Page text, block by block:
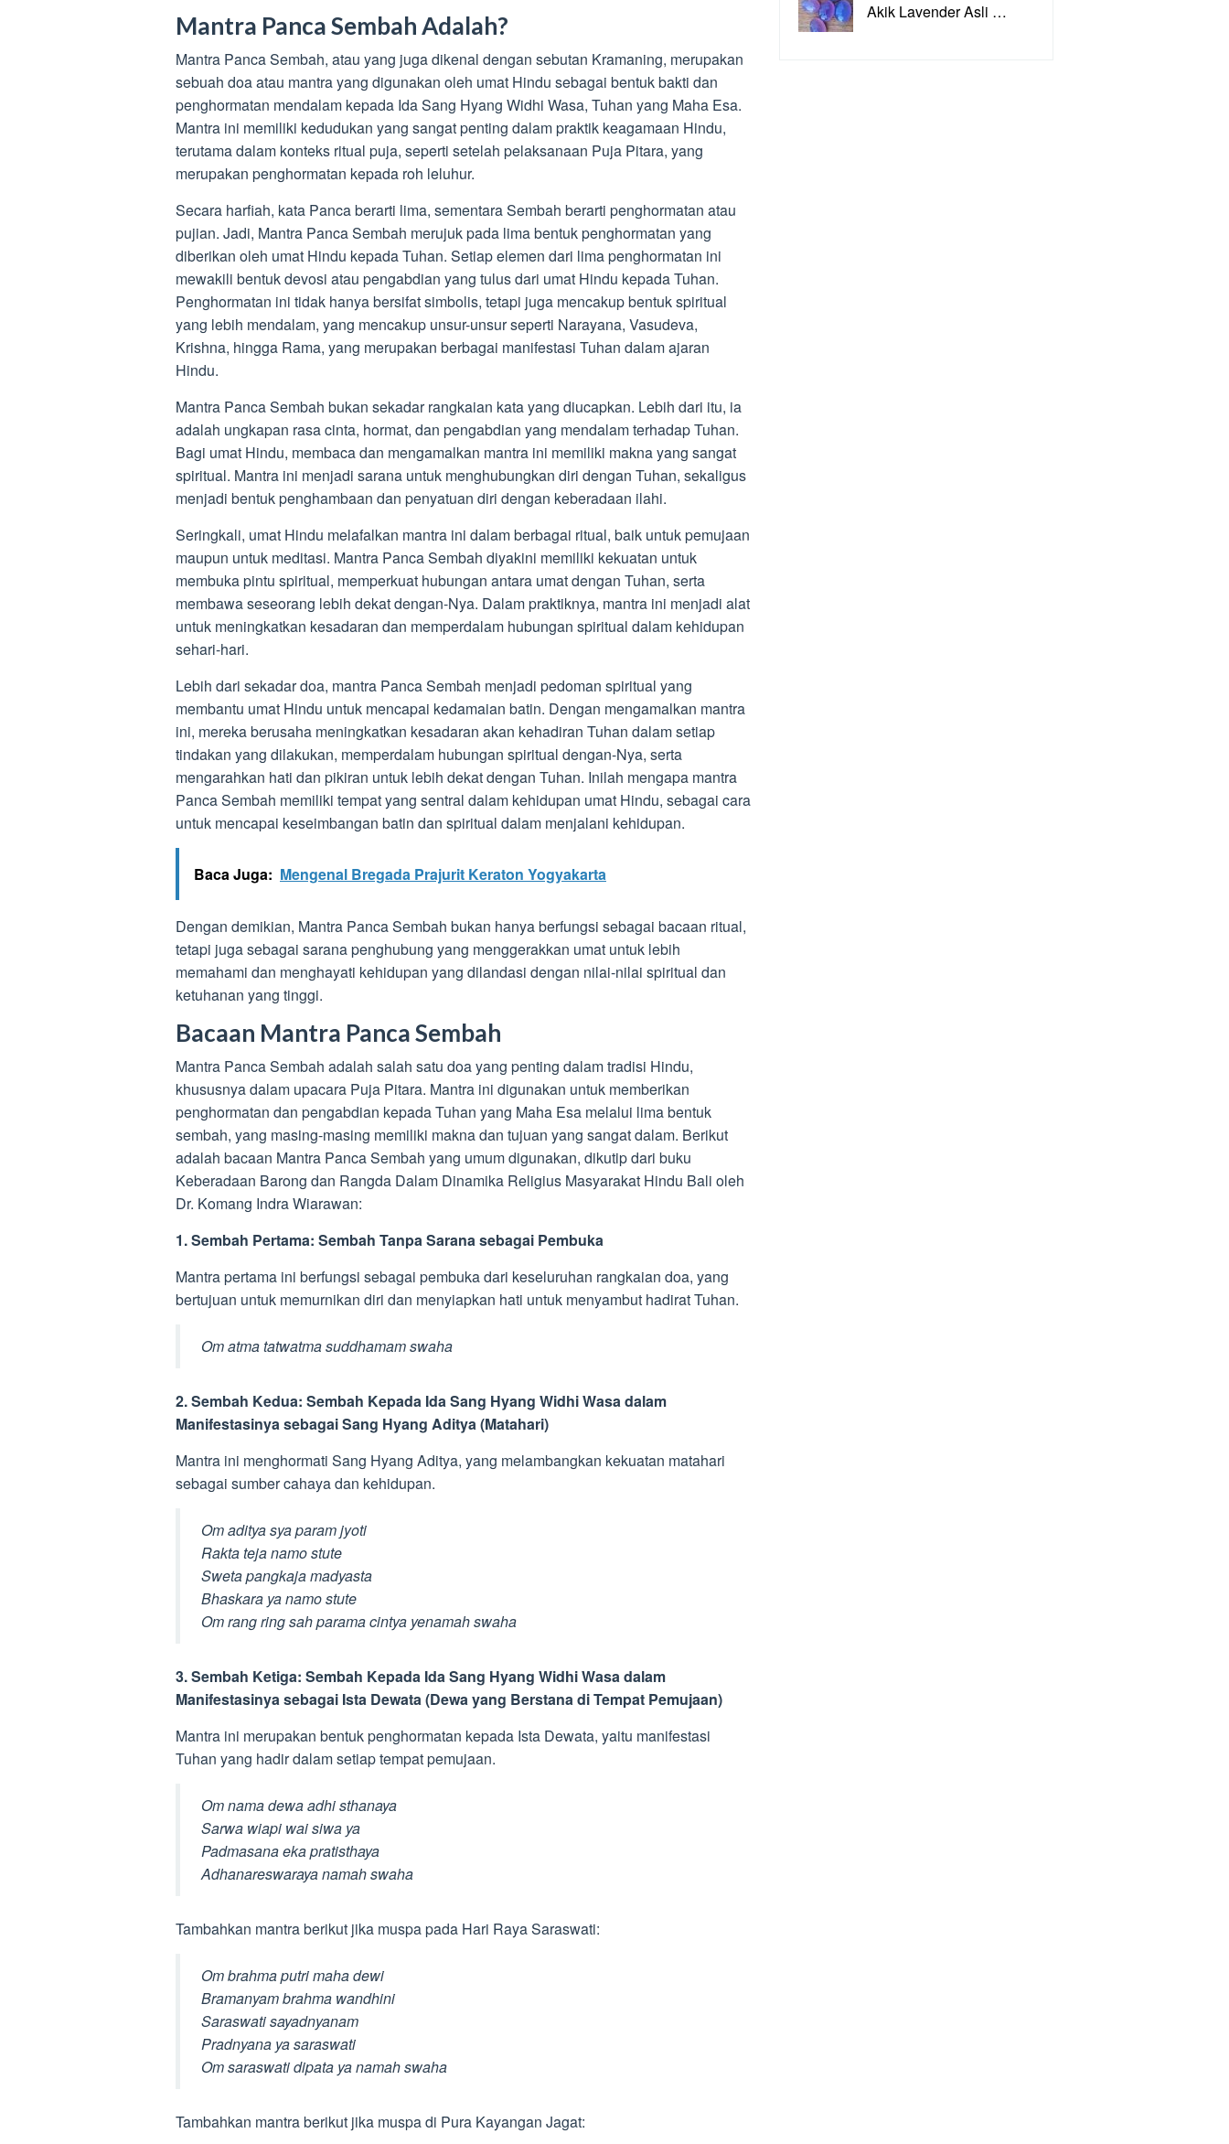
Mantra Panca Sembah Adalah?
Mantra Panca Sembah, atau yang juga dikenal dengan sebutan Kramaning, merupakan
sebuah doa atau mantra yang digunakan oleh umat Hindu sebagai bentuk bakti dan
penghormatan mendalam kepada Ida Sang Hyang Widhi Wasa, Tuhan yang Maha Esa.
Mantra ini memiliki kedudukan yang sangat penting dalam praktik keagamaan Hindu,
terutama dalam konteks ritual puja, seperti setelah pelaksanaan Puja Pitara, yang
merupakan penghormatan kepada roh leluhur.
Secara harfiah, kata Panca berarti lima, sementara Sembah berarti penghormatan atau
pujian. Jadi, Mantra Panca Sembah merujuk pada lima bentuk penghormatan yang
diberikan oleh umat Hindu kepada Tuhan. Setiap elemen dari lima penghormatan ini
mewakili bentuk devosi atau pengabdian yang tulus dari umat Hindu kepada Tuhan.
Penghormatan ini tidak hanya bersifat simbolis, tetapi juga mencakup bentuk spiritual
yang lebih mendalam, yang mencakup unsur-unsur seperti Narayana, Vasudeva,
Krishna, hingga Rama, yang merupakan berbagai manifestasi Tuhan dalam ajaran
Hindu.
Mantra Panca Sembah bukan sekadar rangkaian kata yang diucapkan. Lebih dari itu, ia
adalah ungkapan rasa cinta, hormat, dan pengabdian yang mendalam terhadap Tuhan.
Bagi umat Hindu, membaca dan mengamalkan mantra ini memiliki makna yang sangat
spiritual. Mantra ini menjadi sarana untuk menghubungkan diri dengan Tuhan, sekaligus
menjadi bentuk penghambaan dan penyatuan diri dengan keberadaan ilahi.
Seringkali, umat Hindu melafalkan mantra ini dalam berbagai ritual, baik untuk pemujaan
maupun untuk meditasi. Mantra Panca Sembah diyakini memiliki kekuatan untuk
membuka pintu spiritual, memperkuat hubungan antara umat dengan Tuhan, serta
membawa seseorang lebih dekat dengan-Nya. Dalam praktiknya, mantra ini menjadi alat
untuk meningkatkan kesadaran dan memperdalam hubungan spiritual dalam kehidupan
sehari-hari.
Lebih dari sekadar doa, mantra Panca Sembah menjadi pedoman spiritual yang
membantu umat Hindu untuk mencapai kedamaian batin. Dengan mengamalkan mantra
ini, mereka berusaha meningkatkan kesadaran akan kehadiran Tuhan dalam setiap
tindakan yang dilakukan, memperdalam hubungan spiritual dengan-Nya, serta
mengarahkan hati dan pikiran untuk lebih dekat dengan Tuhan. Inilah mengapa mantra
Panca Sembah memiliki tempat yang sentral dalam kehidupan umat Hindu, sebagai cara
untuk mencapai keseimbangan batin dan spiritual dalam menjalani kehidupan.
Baca Juga: Mengenal Bregada Prajurit Keraton Yogyakarta
Dengan demikian, Mantra Panca Sembah bukan hanya berfungsi sebagai bacaan ritual,
tetapi juga sebagai sarana penghubung yang menggerakkan umat untuk lebih
memahami dan menghayati kehidupan yang dilandasi dengan nilai-nilai spiritual dan
ketuhanan yang tinggi.
Bacaan Mantra Panca Sembah
Mantra Panca Sembah adalah salah satu doa yang penting dalam tradisi Hindu,
khususnya dalam upacara Puja Pitara. Mantra ini digunakan untuk memberikan
penghormatan dan pengabdian kepada Tuhan yang Maha Esa melalui lima bentuk
sembah, yang masing-masing memiliki makna dan tujuan yang sangat dalam. Berikut
adalah bacaan Mantra Panca Sembah yang umum digunakan, dikutip dari buku
Keberadaan Barong dan Rangda Dalam Dinamika Religius Masyarakat Hindu Bali oleh
Dr. Komang Indra Wiarawan:
1. Sembah Pertama: Sembah Tanpa Sarana sebagai Pembuka
Mantra pertama ini berfungsi sebagai pembuka dari keseluruhan rangkaian doa, yang
bertujuan untuk memurnikan diri dan menyiapkan hati untuk menyambut hadirat Tuhan.
Om atma tatwatma suddhamam swaha
2. Sembah Kedua: Sembah Kepada Ida Sang Hyang Widhi Wasa dalam
Manifestasinya sebagai Sang Hyang Aditya (Matahari)
Mantra ini menghormati Sang Hyang Aditya, yang melambangkan kekuatan matahari
sebagai sumber cahaya dan kehidupan.
Om aditya sya param jyoti
Rakta teja namo stute
Sweta pangkaja madyasta
Bhaskara ya namo stute
Om rang ring sah parama cintya yenamah swaha
3. Sembah Ketiga: Sembah Kepada Ida Sang Hyang Widhi Wasa dalam
Manifestasinya sebagai Ista Dewata (Dewa yang Berstana di Tempat Pemujaan)
Mantra ini merupakan bentuk penghormatan kepada Ista Dewata, yaitu manifestasi
Tuhan yang hadir dalam setiap tempat pemujaan.
Om nama dewa adhi sthanaya
Sarwa wiapi wai siwa ya
Padmasana eka pratisthaya
Adhanareswaraya namah swaha
Tambahkan mantra berikut jika muspa pada Hari Raya Saraswati:
Om brahma putri maha dewi
Bramanyam brahma wandhini
Saraswati sayadnyanam
Pradnyana ya saraswati
Om saraswati dipata ya namah swaha
Tambahkan mantra berikut jika muspa di Pura Kayangan Jagat:
Akik Lavender Asli …